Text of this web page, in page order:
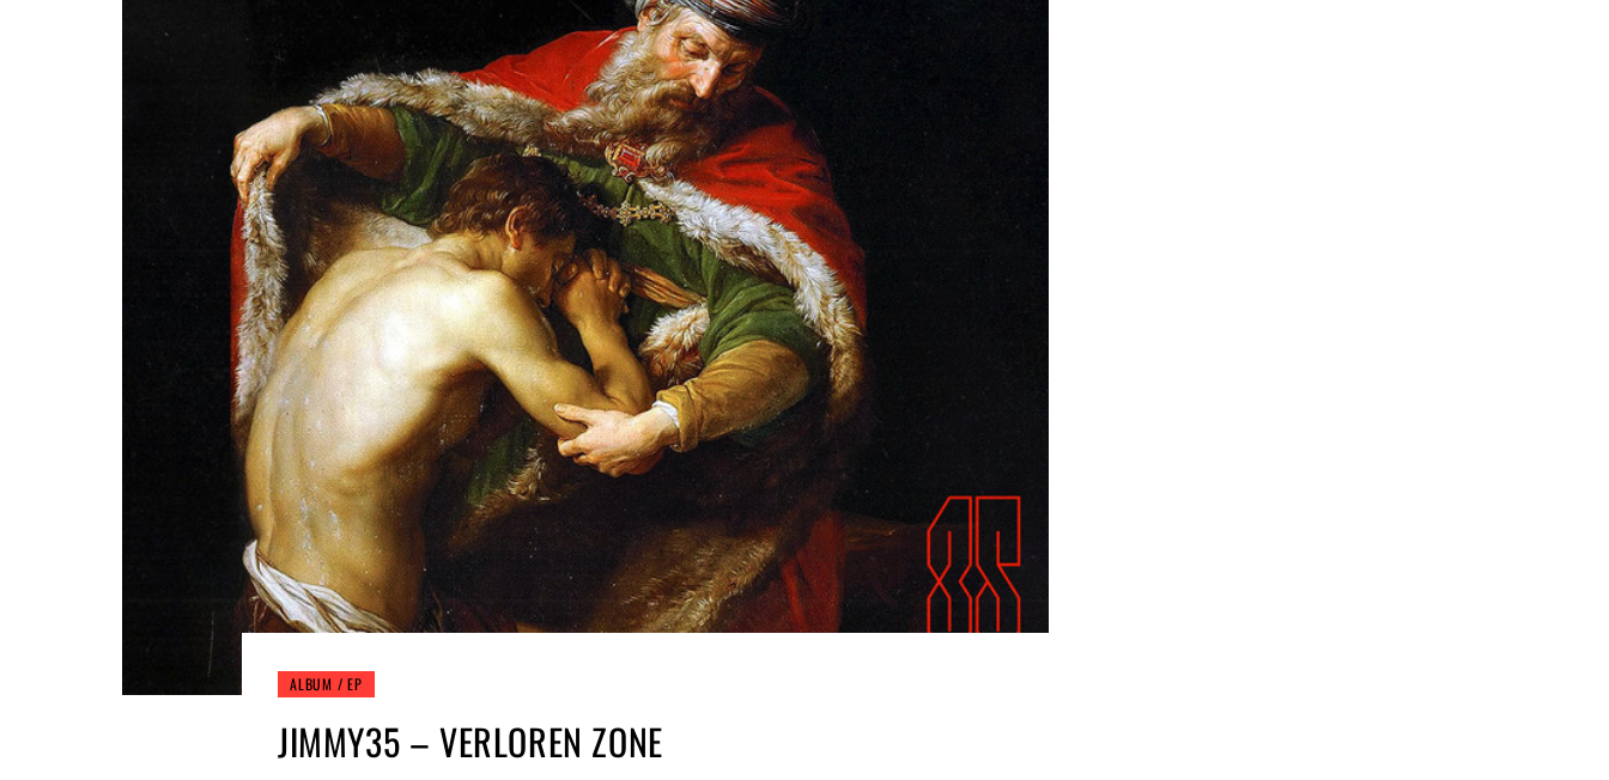
ALBUM / EP
JIMMY35 – VERLOREN ZONE